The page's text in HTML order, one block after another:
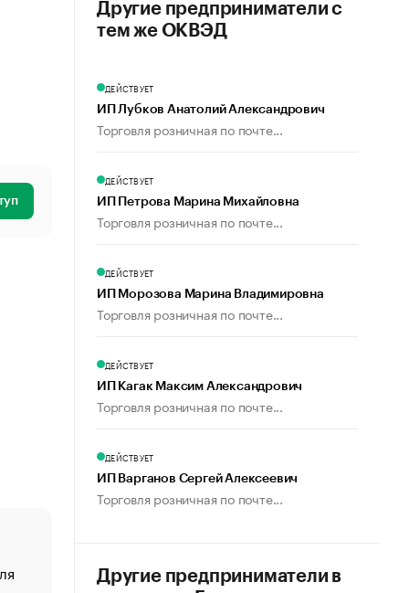
«От спорта тело стареет иначе». Как живет глава
Другие предприниматели с
тем же ОКВЭД
ДЕЙСТВУЕТ
ИП Лубков Анатолий Александрович
Торговля розничная по почте...
ДЕЙСТВУЕТ
ИП Петрова Марина Михайловна
Торговля розничная по почте...
ДЕЙСТВУЕТ
ИП Морозова Марина Владимировна
Торговля розничная по почте...
ДЕЙСТВУЕТ
ИП Кагак Максим Александрович
Торговля розничная по почте...
ДЕЙСТВУЕТ
ИП Варганов Сергей Алексеевич
Торговля розничная по почте...
Другие предприниматели в